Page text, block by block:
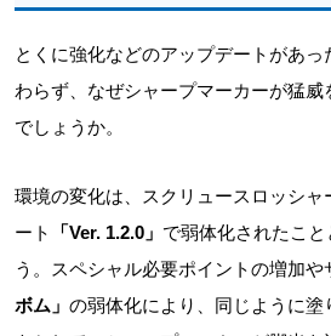
とくに強化などのアップデートがあ
わらず、なぜシャープマーカーが猛
でしょうか。
環境の変化は、スクリュースロッシャ
ート
「Ver. 1.2.0」 で弱体化されたこ
う。スペシャル必要ポイントの増加や
ボム」 の弱体化により、同じように